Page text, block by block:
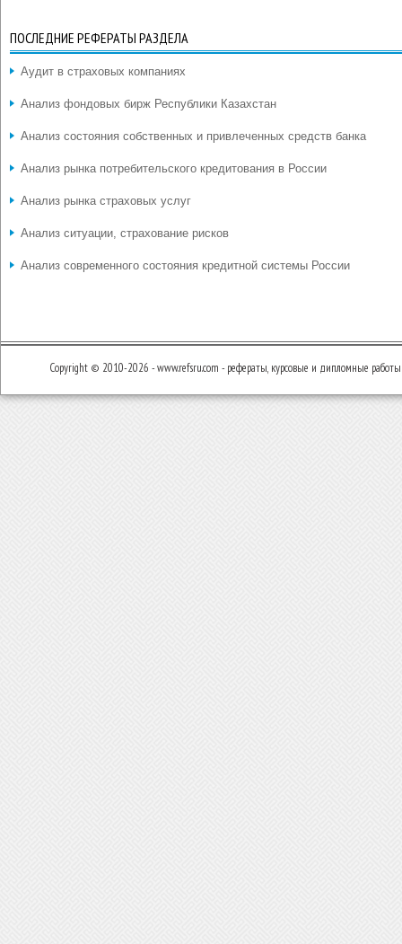
ПОСЛЕДНИЕ РЕФЕРАТЫ РАЗДЕЛА
Аудит в страховых компаниях
Анализ фондовых бирж Республики Казахстан
Анализ состояния собственных и привлеченных средств банка
Анализ рынка потребительского кредитования в России
Анализ рынка страховых услуг
Анализ ситуации, страхование рисков
Анализ современного состояния кредитной системы России
Copyright © 2010-2026 - www.refsru.com - рефераты, курсовые и дипломные работы